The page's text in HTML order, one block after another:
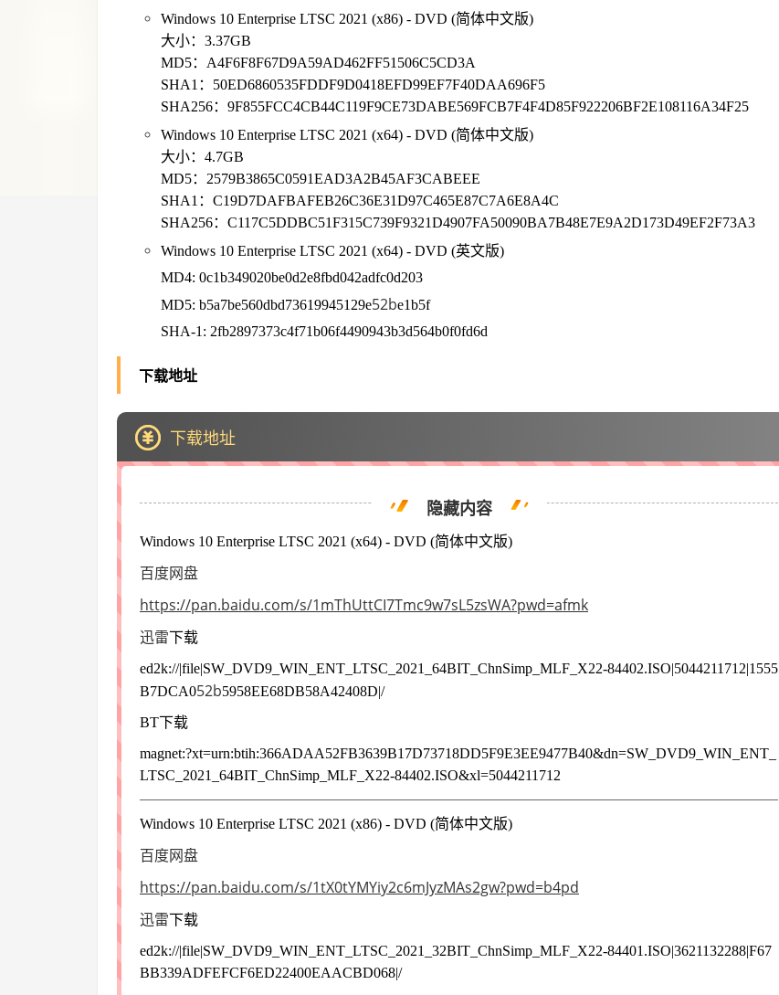
Windows 10 Enterprise LTSC 2021 (x86) - DVD (简体中文版)
大小：3.37GB
MD5：A4F6F8F67D9A59AD462FF51506C5CD3A
SHA1：50ED6860535FDDF9D0418EFD99EF7F40DAA696F5
SHA256：9F855FCC4CB44C119F9CE73DABE569FCB7F4F4D85F922206BF2E108116A34F25
Windows 10 Enterprise LTSC 2021 (x64) - DVD (简体中文版)
大小：4.7GB
MD5：2579B3865C0591EAD3A2B45AF3CABEEE
SHA1：C19D7DAFBAFEB26C36E31D97C465E87C7A6E8A4C
SHA256：C117C5DDBC51F315C739F9321D4907FA50090BA7B48E7E9A2D173D49EF2F73A3
Windows 10 Enterprise LTSC 2021 (x64) - DVD (英文版)
MD4: 0c1b349020be0d2e8fbd042adfc0d203
MD5: b5a7be560dbd73619945129e52be1b5f
SHA-1: 2fb2897373c4f71b06f4490943b3d564b0f0fd6d
下载地址
下载地址
隐藏内容
Windows 10 Enterprise LTSC 2021 (x64) - DVD (简体中文版)
百度网盘
https://pan.baidu.com/s/1mThUttCI7Tmc9w7sL5zsWA?pwd=afmk
迅雷下载
ed2k://|file|SW_DVD9_WIN_ENT_LTSC_2021_64BIT_ChnSimp_MLF_X22-84402.ISO|5044211712|1555
B7DCA052b5958EE68DB58A42408D|/
BT下载
magnet:?xt=urn:btih:366ADAA52FB3639B17D73718DD5F9E3EE9477B40&dn=SW_DVD9_WIN_ENT_
LTSC_2021_64BIT_ChnSimp_MLF_X22-84402.ISO&xl=5044211712
Windows 10 Enterprise LTSC 2021 (x86) - DVD (简体中文版)
百度网盘
https://pan.baidu.com/s/1tX0tYMYiy2c6mJyzMAs2gw?pwd=b4pd
迅雷下载
ed2k://|file|SW_DVD9_WIN_ENT_LTSC_2021_32BIT_ChnSimp_MLF_X22-84401.ISO|3621132288|F67
BB339ADFEFCF6ED22400EAACBD068|/